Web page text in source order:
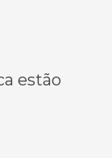
estão